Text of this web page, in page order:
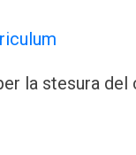
la stesura del